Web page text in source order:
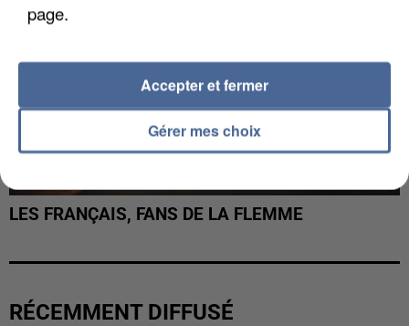
LES FRANÇAIS, FANS DE LA FLEMME
RÉCEMMENT DIFFUSÉ
page.
Gérer mes choix
Accepter et fermer